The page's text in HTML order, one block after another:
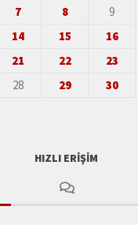
7 8 9
14 15 16
21 22 23
28 29 30
HIZLI ERIŞIM